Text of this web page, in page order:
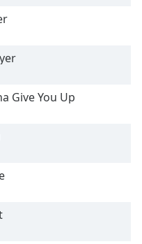
Give You Up